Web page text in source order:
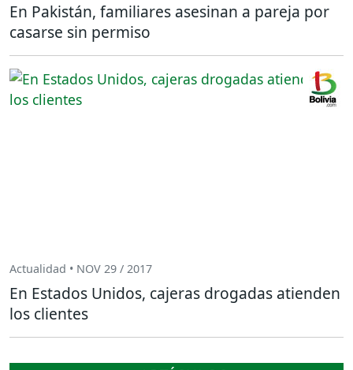
En Pakistán, familiares asesinan a pareja por
casarse sin permiso
Actualidad • NOV 29 / 2017
En Estados Unidos, cajeras drogadas atienden
los clientes